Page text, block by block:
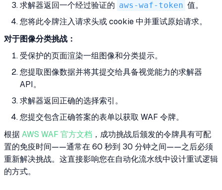
求解器返回一个经过验证的 aws-waf-token 值。
您将此令牌注入请求头或 cookie 中并重试原始请求。
对于图像分类挑战：
受保护的页面渲染一组图像和分类提示。
您提取图像数据并将其提交给具备视觉能力的求解器
API。
求解器返回正确的选择索引。
您提交包含正确答案的表单以获取 WAF 令牌。
根据 AWS WAF 官方文档 ，成功挑战后颁发的令牌具有可配
置的免疫时间——通常在 60 秒到 30 分钟之间——之后必须
重新解决挑战。这直接影响您在自动化流水线中设计重试逻辑
的方式。